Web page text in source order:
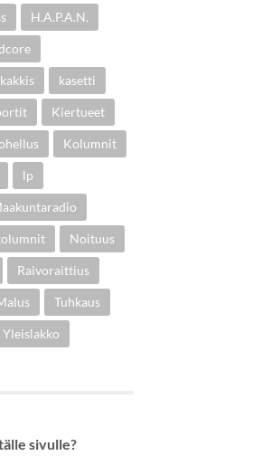
H.A.P.A.N.
kakkis kasetti
Kiertueet
Kolumnit
lp
Noituus
Raivoraittius
Tuhkaus
Yleislakko
sivulle?